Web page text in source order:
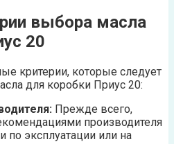
выбора масла
20
критерии, которые следует
для коробки Приус 20:
Прежде всего,
производителя
по эксплуатации или на